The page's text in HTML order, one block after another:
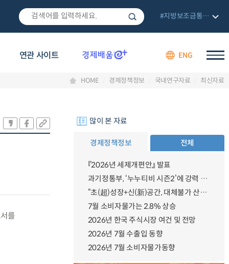
연관 사이트 ENG
#지방보조금통합관리망
HOME 경제정책정보 국내연구자료 최신자료
를
많이 본 자료
경제정책정보 전체
『2026년 세제개편안』 발표
과기정통부, ‘누누티비 시즌2’에 강력 대응 의지 밝혀
“초(超)성장+신(新)공간, 대체불가 산업강국”
7월 소비자물가는 2.8% 상승
2026년 한국 주식시장 여건 및 전망
2026년 7월 수출입 동향
2026년 7월 소비자물가동향